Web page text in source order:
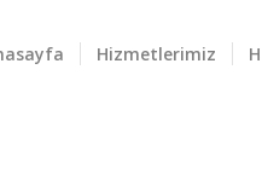
Hizmetlerimiz